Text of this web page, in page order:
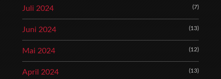
Juli 2024 (7)
Juni 2024 (13)
Mai 2024 (12)
April 2024 (13)